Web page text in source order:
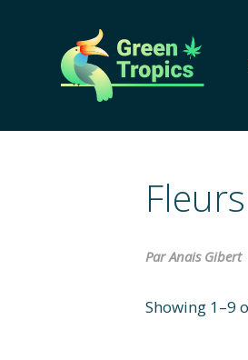
Par Anais Gibert
Showing 1–9